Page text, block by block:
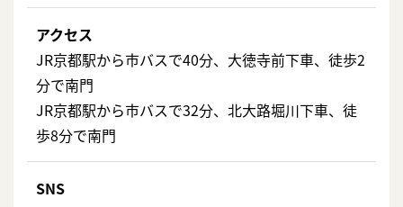
アクセス
JR京都駅から市バスで40分、大徳寺前下車、徒歩2
分で南門
JR京都駅から市バスで32分、北大路堀川下車、徒
歩8分で南門
SNS